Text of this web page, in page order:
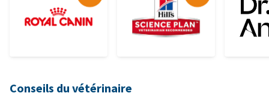
Conseils du vétérinaire